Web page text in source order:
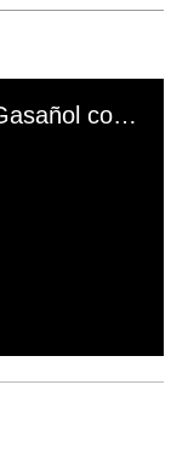
El mal momento de Yanina Gasañol con un hincha argentino en "Subrayado"